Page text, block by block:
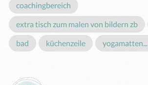
coachingbereich
extra tisch zum malen von bildern zb
bad küchenzeile yogamatten...